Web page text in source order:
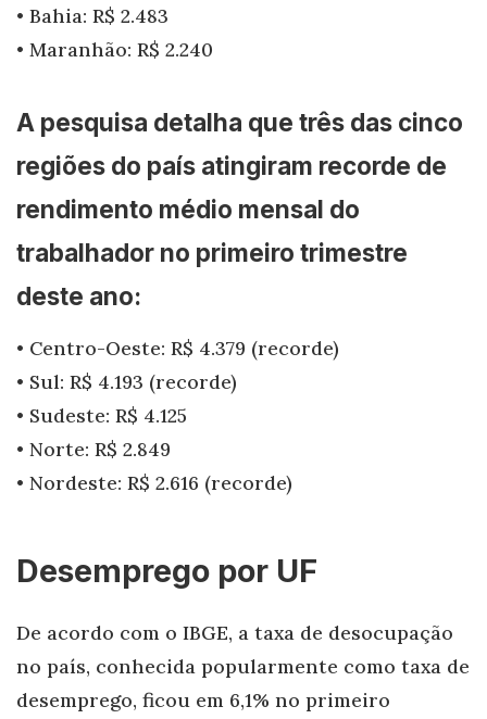
• Bahia: R$ 2.483
• Maranhão: R$ 2.240
A pesquisa detalha que três das cinco
regiões do país atingiram recorde de
rendimento médio mensal do
trabalhador no primeiro trimestre
deste ano:
• Centro-Oeste: R$ 4.379 (recorde)
• Sul: R$ 4.193 (recorde)
• Sudeste: R$ 4.125
• Norte: R$ 2.849
• Nordeste: R$ 2.616 (recorde)
Desemprego por UF
De acordo com o IBGE, a taxa de desocupação
no país, conhecida popularmente como taxa de
desemprego, ficou em 6,1% no primeiro